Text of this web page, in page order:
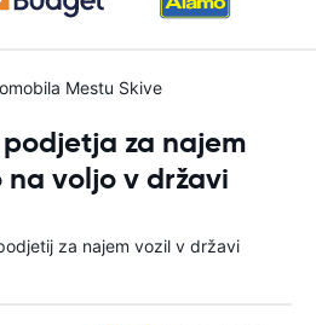
Mestu Skive
za najem
voljo v državi
za najem vozil v državi